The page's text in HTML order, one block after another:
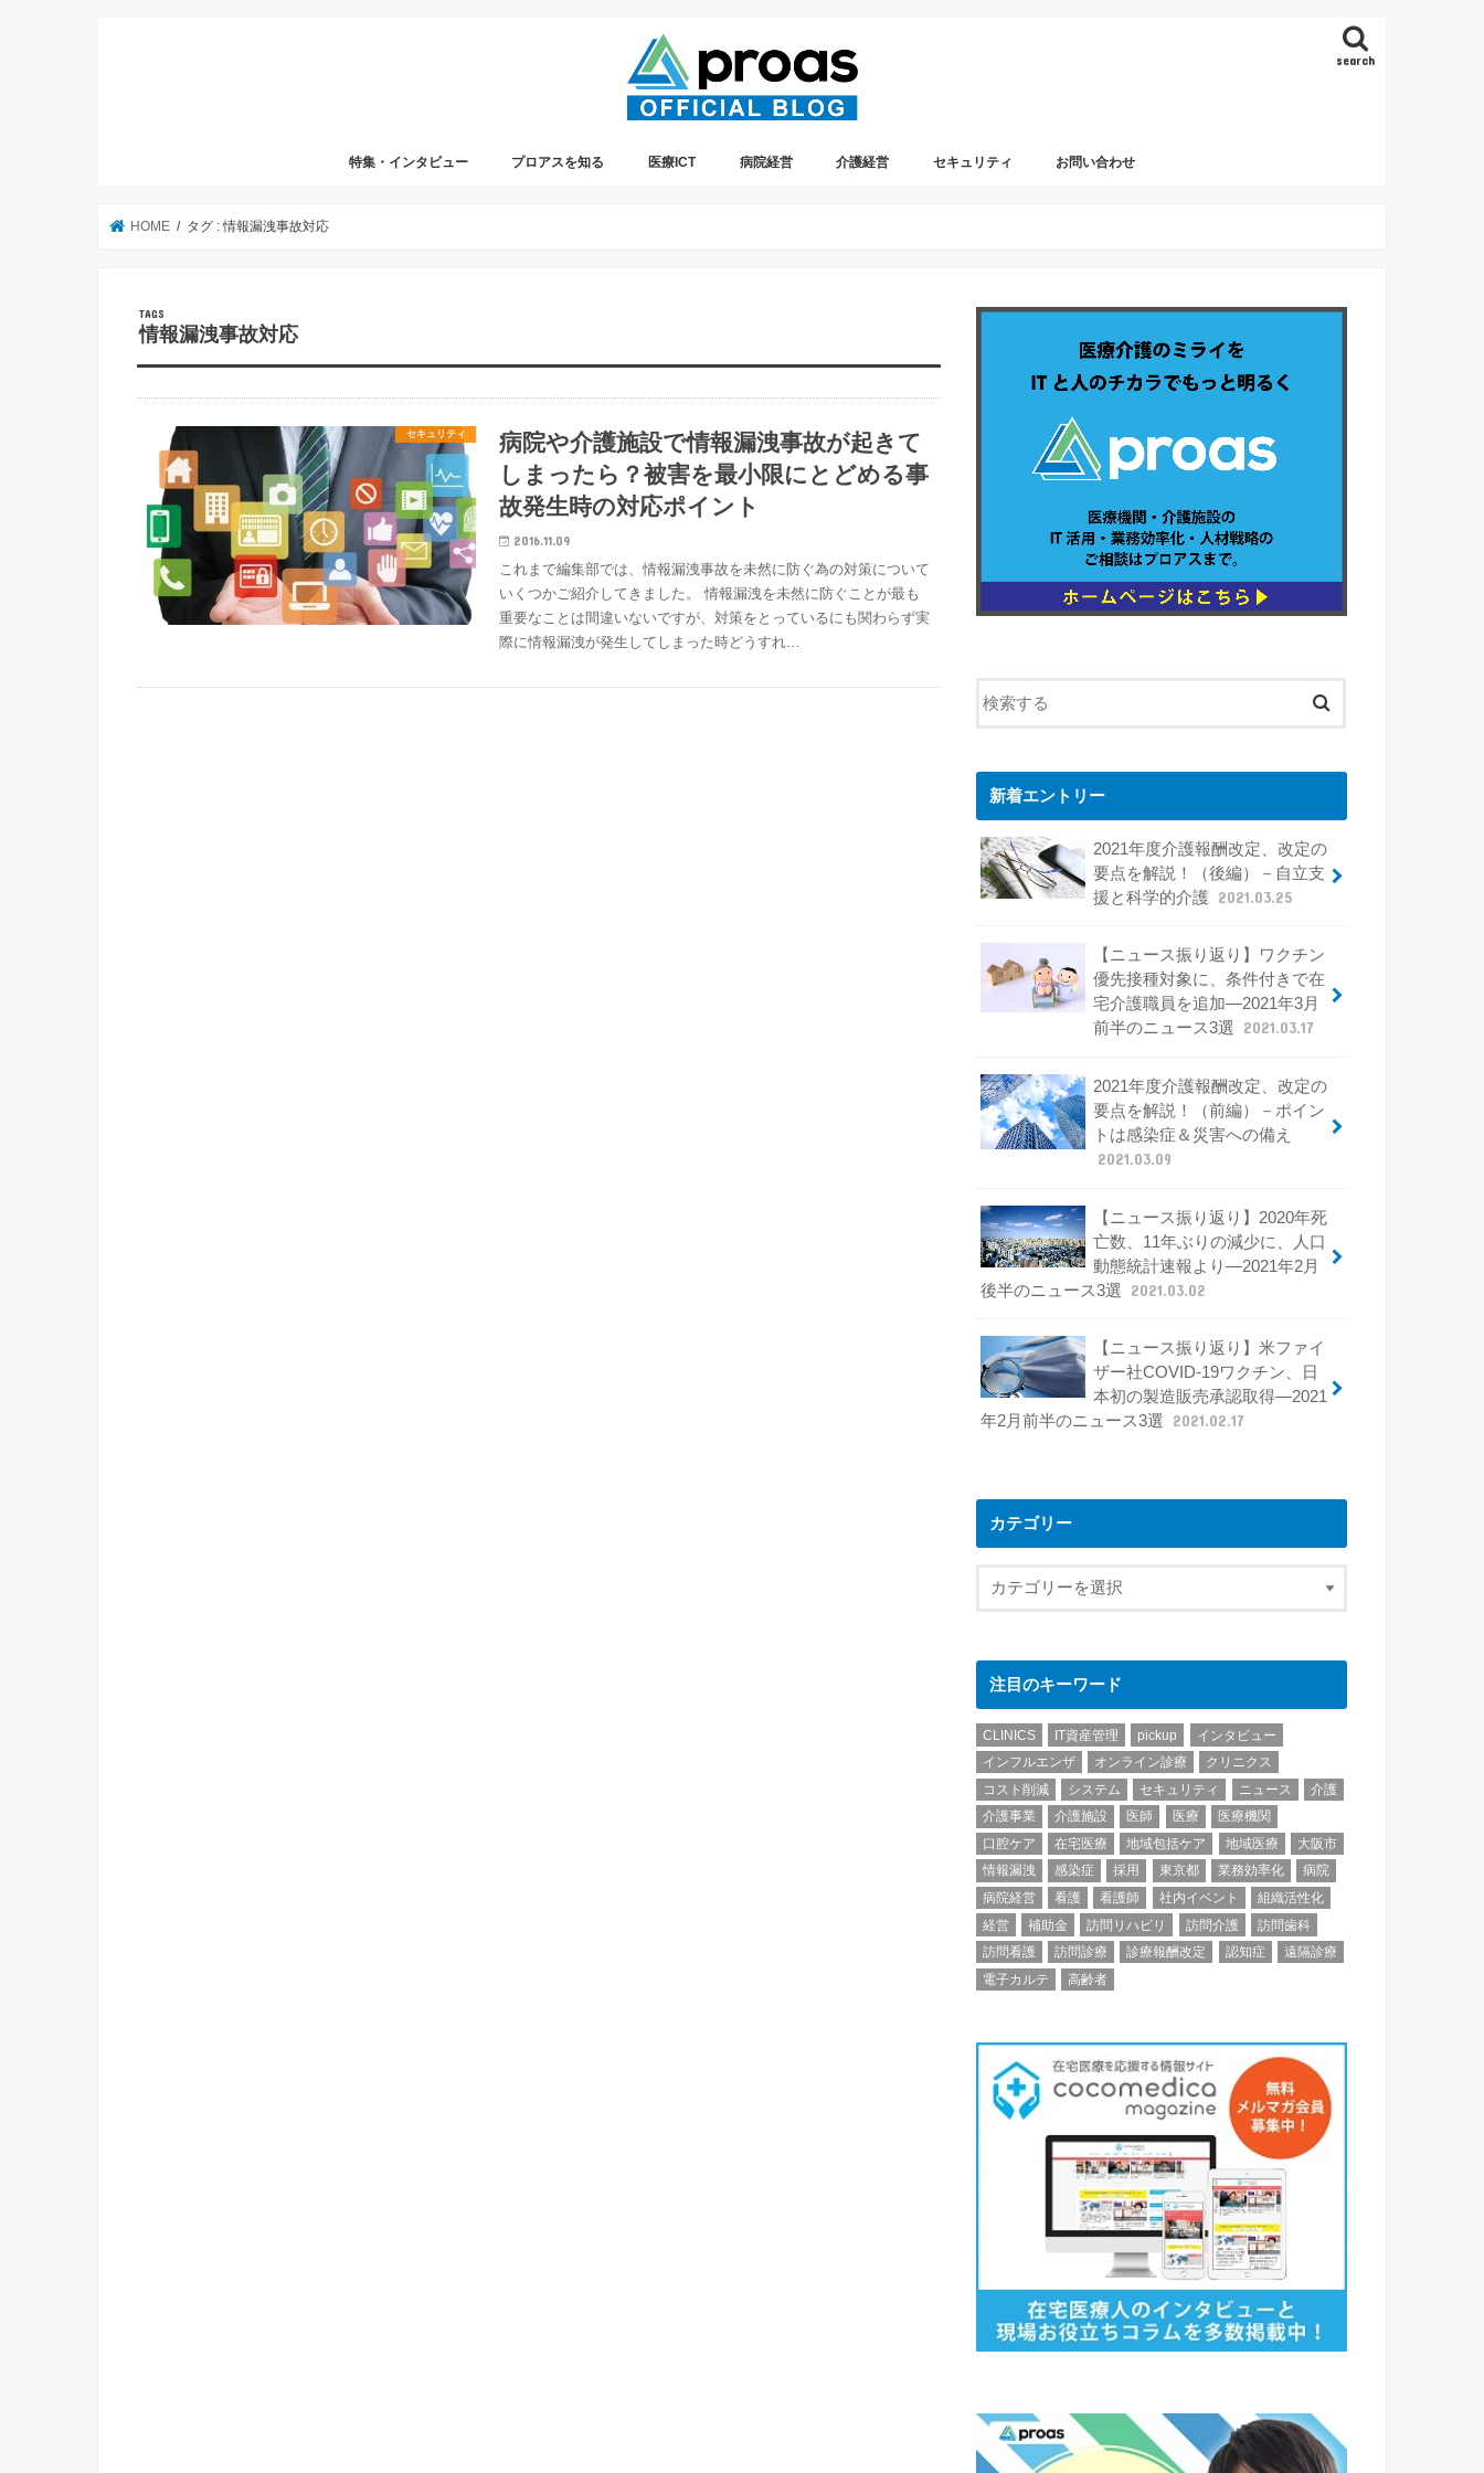
search
特集・インタビュー プロアスを知る 医療ICT 病院経営 介護経営 セキュリティ お問い合わせ
HOME タグ : 情報漏洩事故対応
情報漏洩事故対応
セキュリティ
病院や介護施設で情報漏洩事故が起きて
しまったら？被害を最小限にとどめる事
故発生時の対応ポイント
2016.11.09
これまで編集部では、情報漏洩事故を未然に防ぐ為の対策について
いくつかご紹介してきました。 情報漏洩を未然に防ぐことが最も
重要なことは間違いないですが、対策をとっているにも関わらず実
際に情報漏洩が発生してしまった時どうすれ…
新着エントリー
2021年度介護報酬改定、改定の
要点を解説！（後編）－自立支
援と科学的介護
2021.03.25
【ニュース振り返り】ワクチン
優先接種対象に、条件付きで在
宅介護職員を追加―2021年3月
前半のニュース3選
2021.03.17
2021年度介護報酬改定、改定の
要点を解説！（前編）－ポイン
トは感染症＆災害への備え
2021.03.09
【ニュース振り返り】2020年死
亡数、11年ぶりの減少に、人口
動態統計速報より―2021年2月
後半のニュース3選
2021.03.02
【ニュース振り返り】米ファイ
ザー社COVID-19ワクチン、日
本初の製造販売承認取得―2021
年2月前半のニュース3選
2021.02.17
カテゴリー
注目のキーワード
CLINICS IT資産管理 pickup
インタビュー
インフルエンザ
オンライン診療
クリニクス
コスト削減
システム セキュリティ ニュース
介護
介護事業
介護施設 医師 医療
医療機関
口腔ケア
在宅医療 地域包括ケア 地域医療
大阪市
情報漏洩
感染症 採用 東京都 業務効率化
病院
病院経営
看護 看護師 社内イベント
組織活性化
経営
補助金 訪問リハビリ 訪問介護
訪問歯科
訪問看護
訪問診療 診療報酬改定 認知症
遠隔診療
電子カルテ
高齢者